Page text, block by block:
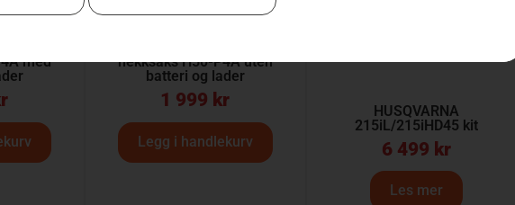
med
hekksaks H50-P4A uten
batteri og lader
1 999 kr
Legg i handlekurv
HUSQVARNA
215iL/215iHD45 kit
6 499 kr
Les mer